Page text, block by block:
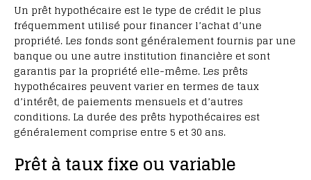
Un prêt hypothécaire est le type de crédit le plus
fréquemment utilisé pour financer l’achat d’une
propriété. Les fonds sont généralement fournis par une
banque ou une autre institution financière et sont
garantis par la propriété elle-même. Les prêts
hypothécaires peuvent varier en termes de taux
d’intérêt, de paiements mensuels et d’autres
conditions. La durée des prêts hypothécaires est
généralement comprise entre 5 et 30 ans.
Prêt à taux fixe ou variable